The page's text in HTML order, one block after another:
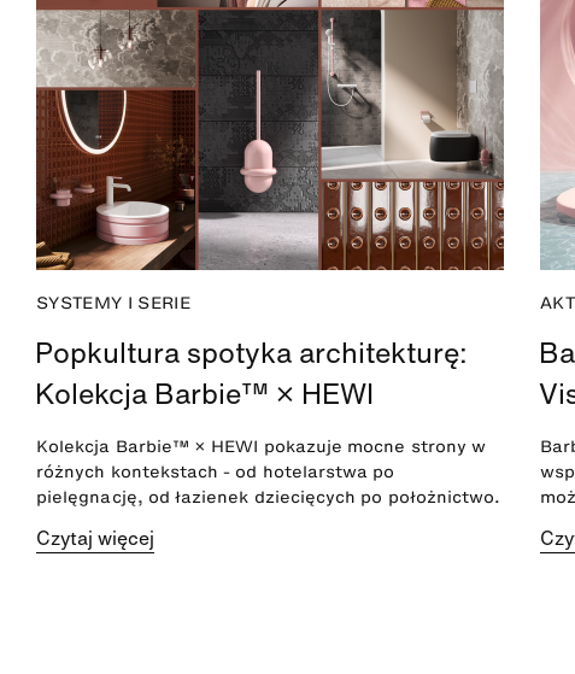
SYSTEMY I SERIE
Popkultura spotyka architekturę:
Kolekcja Barbie™ × HEWI
Kolekcja Barbie™ × HEWI pokazuje mocne strony w
różnych kontekstach - od hotelarstwa po
pielęgnację, od łazienek dziecięcych po położnictwo.
Czytaj więcej